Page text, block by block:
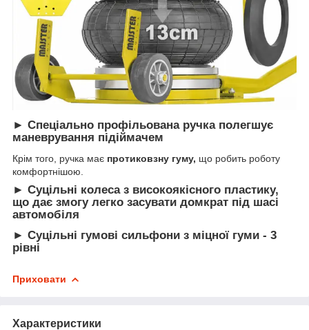
► Спеціально профільована ручка полегшує
маневрування підіймачем
Крім того, ручка має протиковзну гуму, що робить роботу
комфортнішою.
► Суцільні колеса з високоякісного пластику,
що дає змогу легко засувати домкрат під шасі
автомобіля
► Суцільні гумові сильфони з міцної гуми - 3
рівні
Приховати
Характеристики